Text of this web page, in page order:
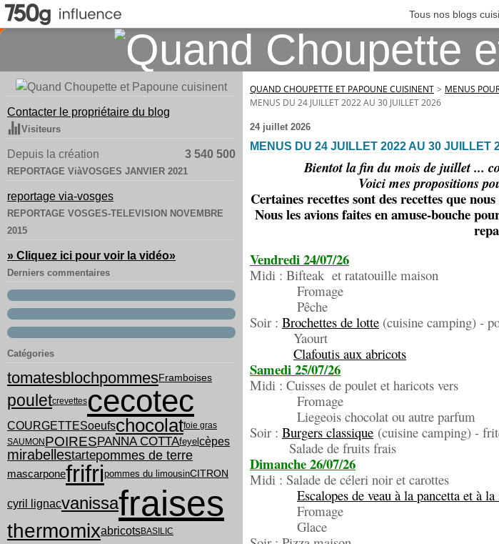
Tous nos blogs
Contacter le propriétaire du blog
Visiteurs
Depuis la création 3 540 500
REPORTAGE ViàVOSGES JANVIER 2021
reportage via-vosges
REPORTAGE VOSGES-TELEVISION NOVEMBRE
2015
» Cliquez ici pour voir la vidéo»
Derniers commentaires
Catégories
tomatesblochpommesFramboises
pouletcrevettescecotec
COURGETTESoeufschocolatfoie gras
SAUMONPOIRESPANNA COTTAfeyelcèpes
mirabellestartepommes de terre
mascarponefrifripommes du limousinCITRON
cyril lignacvanissafraises
thermomixabricotsBASILIC
QUAND CHOUPETTE ET PAPOUNE CUISINENT > MENUS
MENUS DU 24 JUILLET 2022 AU 30 JUILLET 2026
24 juillet 2026
MENUS DU 24 JUILLET 2022 AU 30 JUILLET
Bientot la fin du mois de juillet ...
Voici mes propositions
Certaines recettes sont des recettes que
Nous les avions faites en amuse-bouche
Vendredi 24/07/26
Midi : Bifteak et ratatouille maison
Fromage
Pêche
Soir : Brochettes de lotte (cuisine camping) -
Yaourt
Clafoutis aux abricots
Samedi 25/07/26
Midi : Cuisses de poulet et haricots vers
Fromage
Liegeois chocolat ou autre parfum
Soir : Burgers classique (cuisine camping) -
Salade de fruits frais
Dimanche 26/07/26
Midi : Salade de céleri noir et carottes
Escalopes de veau à la pancetta et à la
Fromage
Glace